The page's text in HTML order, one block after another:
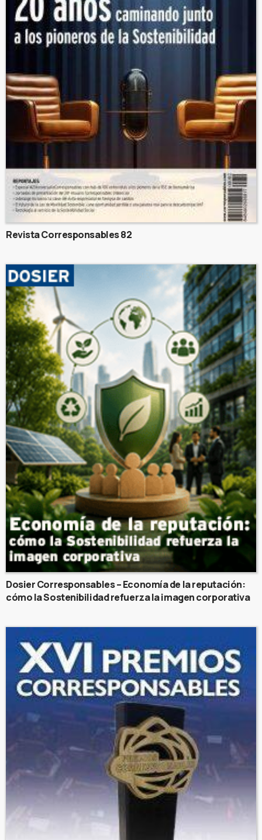
Revista Corresponsables 82
Dosier Corresponsables – Economía de la reputación:
cómo la Sostenibilidad refuerza la imagen corporativa